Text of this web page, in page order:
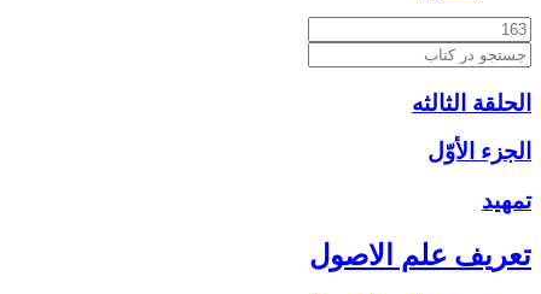
الحلقة الثالثه
الجزء الأوّل‏
تمهيد
تعريف علم الاصول‏